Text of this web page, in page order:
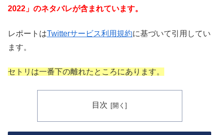
2022」のネタバレが含まれています。
レポートはTwitterサービス利用規約に基づいて引用してい
ます。
セトリは一番下の離れたところにあります。
目次